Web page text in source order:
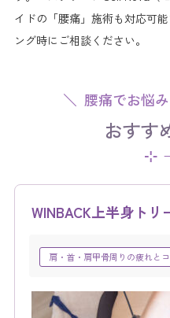
イドの「腰痛」施術も対応可
ング時にご相談ください。
腰痛でお悩
おすす
WINBACK上半身トリ
肩・首・肩甲骨周りの疲れとコ